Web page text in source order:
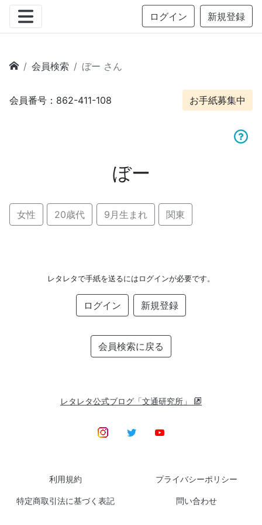
ログイン 新規登録
会員検索 ぼー さん
会員番号：862-411-108 お手紙募集中
ぼー
女性 20歳代 9月生まれ 関東
レタレタで手紙を送るにはログインが必要です。
ログイン 新規登録
会員検索に戻る
レタレタ公式ブログ「文通研究所」
利用規約 プライバシーポリシー
特定商取引法に基づく表記 問い合わせ